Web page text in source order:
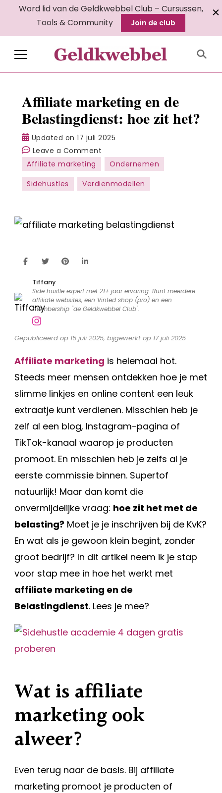
Word lid van de Geldkwebbel Club – Cursussen,
Tools & Community
Join de club
Geldkwebbel
Affiliate marketing en de
Belastingdienst: hoe zit het?
Updated on17 juli 2025
Leave a Comment
Affiliate
marketing
en
hoe
Affiliate marketing
Ondernemen
Sidehustles
Verdienmodellen
Tiffany
Side hustle expert met 21+ jaar ervaring. Runt meerdere
affiliate websites, een Vinted shop (pro) en een
membership "de Geldkwebbel Club".
Gepubliceerd op 15 juli 2025, bijgewerkt op 17 juli 2025
Affiliate marketing is helemaal hot.
Steeds meer mensen ontdekken hoe je met
slimme linkjes en online content een leuk
extraatje kunt verdienen. Misschien heb je
zelf al een blog, Instagram-pagina of
TikTok-kanaal waarop je producten
promoot. En misschien heb je zelfs al je
eerste commissie binnen. Supertof
natuurlijk! Maar dan komt die
onvermijdelijke vraag: hoe zit het met de
belasting? Moet je je inschrijven bij de KvK?
En wat als je gewoon klein begint, zonder
groot bedrijf? In dit artikel neem ik je stap
voor stap mee in hoe het werkt met
affiliate marketing en de
Belastingdienst. Lees je mee?
Wat is affiliate
marketing ook
alweer?
Even terug naar de basis. Bij affiliate
marketing promoot je producten of